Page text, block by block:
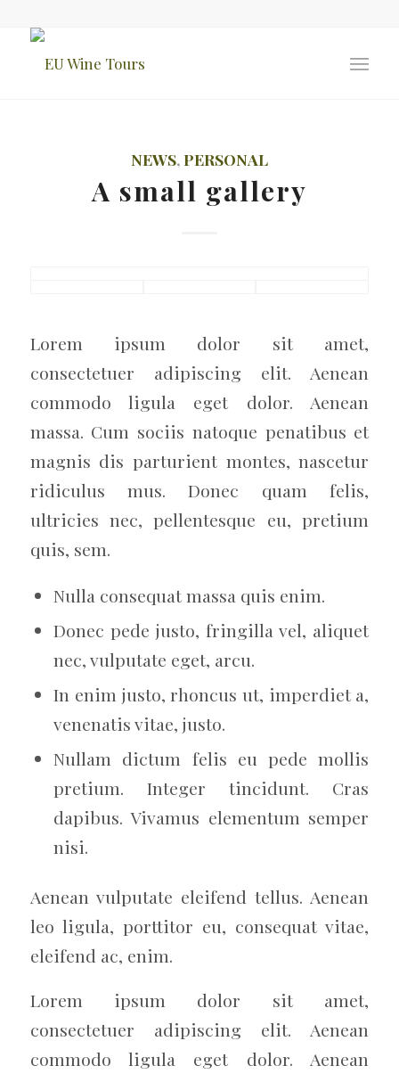
NEWS, PERSONAL
A small gallery
Lorem ipsum dolor sit amet,
consectetuer adipiscing elit. Aenean
commodo ligula eget dolor. Aenean
massa. Cum sociis natoque penatibus et
magnis dis parturient montes, nascetur
ridiculus mus. Donec quam felis,
ultricies nec, pellentesque eu, pretium
quis, sem.
Nulla consequat massa quis enim.
Donec pede justo, fringilla vel, aliquet
nec, vulputate eget, arcu.
In enim justo, rhoncus ut, imperdiet a,
venenatis vitae, justo.
Nullam dictum felis eu pede mollis
pretium. Integer tincidunt. Cras
dapibus. Vivamus elementum semper
nisi.
Aenean vulputate eleifend tellus. Aenean
leo ligula, porttitor eu, consequat vitae,
eleifend ac, enim.
Lorem ipsum dolor sit amet,
consectetuer adipiscing elit. Aenean
commodo ligula eget dolor. Aenean